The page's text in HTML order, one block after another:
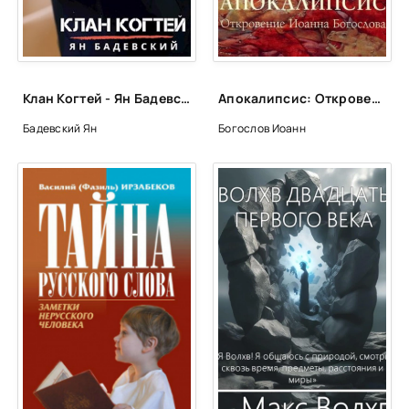
Глава_25
Глава_26
Клан Когтей - Ян Бадевский
Бадевский Ян
Апокалипсис: Откровение Иоанна Богослова - Иоанн Богослов
Богослов Иоанн